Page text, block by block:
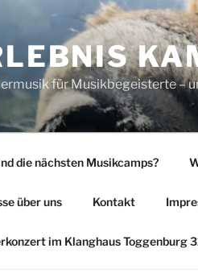
für Musikbegeisterte –
die nächsten Musikcamps?
über uns Kontakt
im Klanghaus Toggenburg